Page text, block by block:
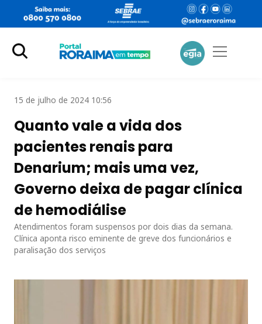
15 de julho de 2024 10:56
Quanto vale a vida dos
pacientes renais para
Denarium; mais uma vez,
Governo deixa de pagar clínica
de hemodiálise
Atendimentos foram suspensos por dois dias da semana.
Clínica aponta risco eminente de greve dos funcionários e
paralisação dos serviços